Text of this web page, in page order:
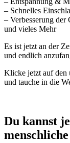
– Schnelles
– Verbesserung der
und vieles Mehr
Es ist jetzt an der
und endlich
Klicke jetzt auf den
und tauche in die
Du kannst